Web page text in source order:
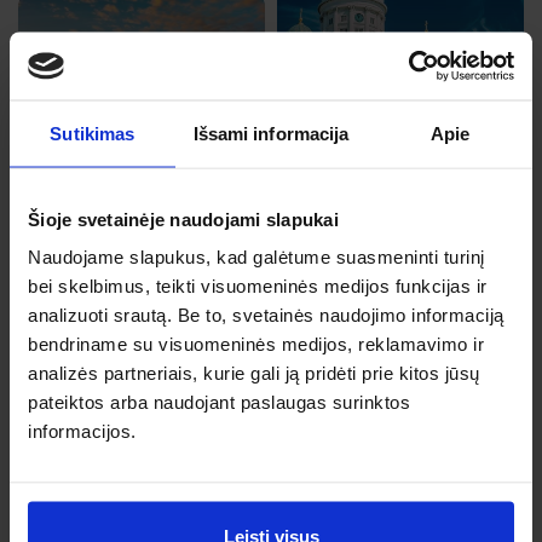
Sutikimas Išsami informacija Apie
Šioje svetainėje naudojami slapukai
Naudojame slapukus, kad galėtume suasmeninti turinį
bei skelbimus, teikti visuomeninės medijos funkcijas ir
analizuoti srautą. Be to, svetainės naudojimo informaciją
bendriname su visuomeninės medijos, reklamavimo ir
analizės partneriais, kurie gali ją pridėti prie kitos jūsų
pateiktos arba naudojant paslaugas surinktos
informacijos.
Leisti visus
Viena
Rgp, 21, Pn
Lap, 5, Kt
Londonas
Rgs, 14, Pr
Malta
Lap, 3, An